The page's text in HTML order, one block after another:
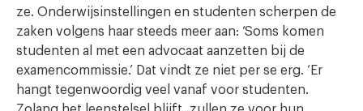
ze. Onderwijsinstellingen en studenten scherpen de
zaken volgens haar steeds meer aan: ‘Soms komen
studenten al met een advocaat aanzetten bij de
examencommissie.’ Dat vindt ze niet per se erg. ‘Er
hangt tegenwoordig veel vanaf voor studenten.